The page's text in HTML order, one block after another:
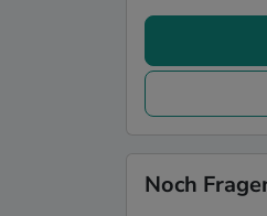
Noch